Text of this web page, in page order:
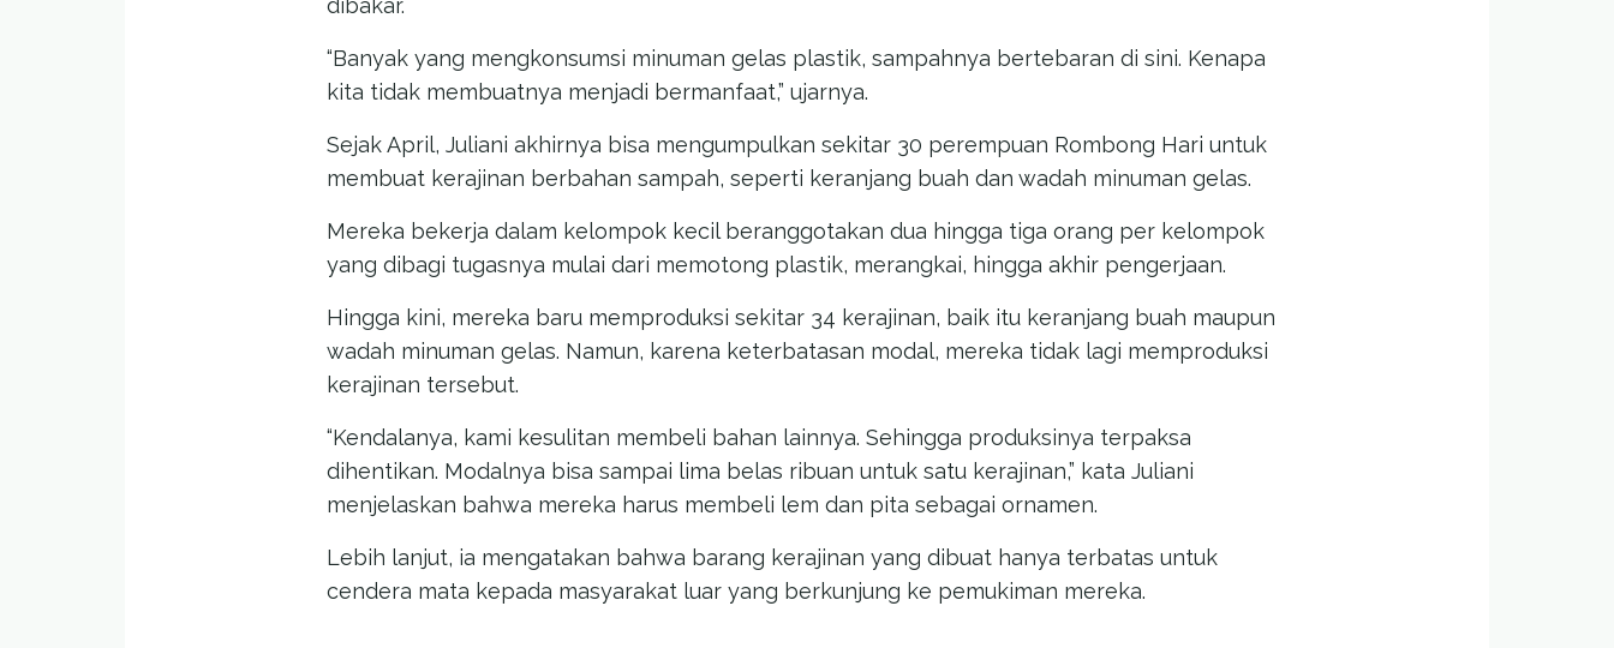
dibakar.
“Banyak yang mengkonsumsi minuman gelas plastik, sampahnya bertebaran di sini. Kenapa
kita tidak membuatnya menjadi bermanfaat,” ujarnya.
Sejak April, Juliani akhirnya bisa mengumpulkan sekitar 30 perempuan Rombong Hari untuk
membuat kerajinan berbahan sampah, seperti keranjang buah dan wadah minuman gelas.
Mereka bekerja dalam kelompok kecil beranggotakan dua hingga tiga orang per kelompok
yang dibagi tugasnya mulai dari memotong plastik, merangkai, hingga akhir pengerjaan.
Hingga kini, mereka baru memproduksi sekitar 34 kerajinan, baik itu keranjang buah maupun
wadah minuman gelas. Namun, karena keterbatasan modal, mereka tidak lagi memproduksi
kerajinan tersebut.
“Kendalanya, kami kesulitan membeli bahan lainnya. Sehingga produksinya terpaksa
dihentikan. Modalnya bisa sampai lima belas ribuan untuk satu kerajinan,” kata Juliani
menjelaskan bahwa mereka harus membeli lem dan pita sebagai ornamen.
Lebih lanjut, ia mengatakan bahwa barang kerajinan yang dibuat hanya terbatas untuk
cendera mata kepada masyarakat luar yang berkunjung ke pemukiman mereka.